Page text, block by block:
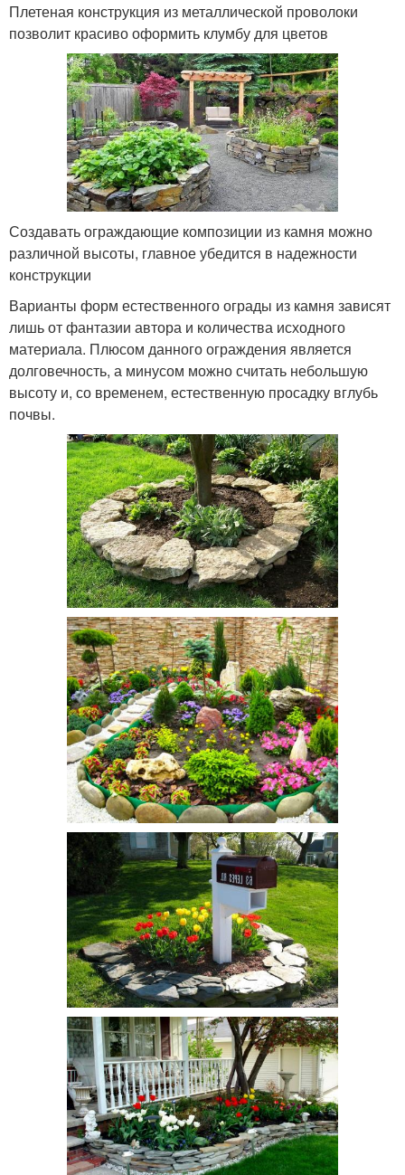
Плетеная конструкция из металлической проволоки
позволит красиво оформить клумбу для цветов
Создавать ограждающие композиции из камня можно
различной высоты, главное убедится в надежности
конструкции
Варианты форм естественного ограды из камня зависят
лишь от фантазии автора и количества исходного
материала. Плюсом данного ограждения является
долговечность, а минусом можно считать небольшую
высоту и, со временем, естественную просадку вглубь
почвы.